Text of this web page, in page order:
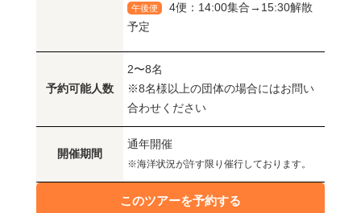
午後便
4便：14:00集合→15:30解散
予定
予約可能人数
2〜8名
※8名様以上の団体の場合にはお問い
合わせください
開催期間
通年開催
※海洋状況が許す限り催行しております。
このツアーを予約する